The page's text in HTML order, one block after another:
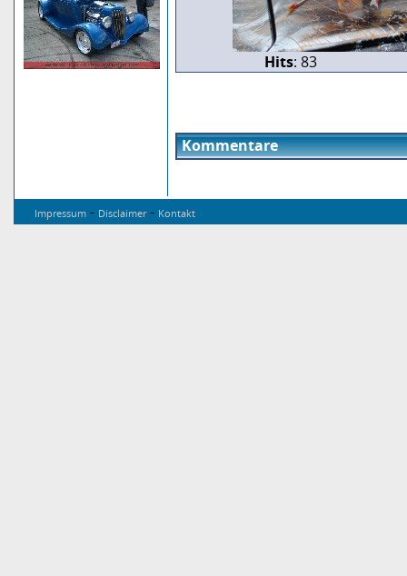
Hits: 83
Kommentare
Impressum - Disclaimer- Kontakt